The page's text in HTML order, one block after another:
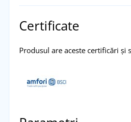
Certificate
Produsul are aceste certificări și